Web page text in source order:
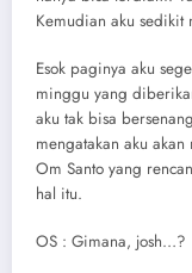
Kemudian aku sedikit
Esok paginya aku
minggu yang
aku tak bisa
mengatakan aku
Om Santo yang
hal itu.
OS : Gimana, josh…?